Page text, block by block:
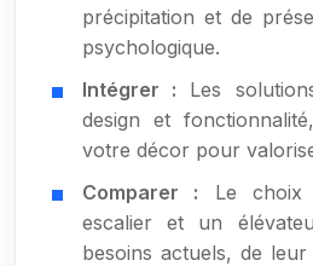
précipitation et de
psychologique.
Intégrer : Les
design et
votre décor pour
Comparer : Le choix
escalier et un
besoins actuels, de